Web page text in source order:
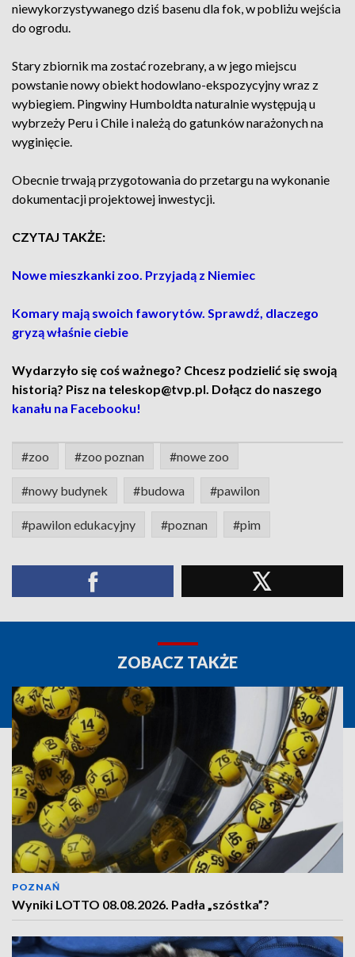
niewykorzystywanego dziś basenu dla fok, w pobliżu wejścia
do ogrodu.
Stary zbiornik ma zostać rozebrany, a w jego miejscu
powstanie nowy obiekt hodowlano-ekspozycyjny wraz z
wybiegiem. Pingwiny Humboldta naturalnie występują u
wybrzeży Peru i Chile i należą do gatunków narażonych na
wyginięcie.
Obecnie trwają przygotowania do przetargu na wykonanie
dokumentacji projektowej inwestycji.
CZYTAJ TAKŻE:
Nowe mieszkanki zoo. Przyjadą z Niemiec
Komary mają swoich faworytów. Sprawdź, dlaczego
gryzą właśnie ciebie
Wydarzyło się coś ważnego? Chcesz podzielić się swoją
historią? Pisz na teleskop@tvp.pl. Dołącz do naszego
kanału na Facebooku!
#zoo #zoo poznan #nowe zoo
#nowy budynek #budowa #pawilon
#pawilon edukacyjny #poznan #pim
ZOBACZ TAKŻE
POZNAŃ
Wyniki LOTTO 08.08.2026. Padła „szóstka”?